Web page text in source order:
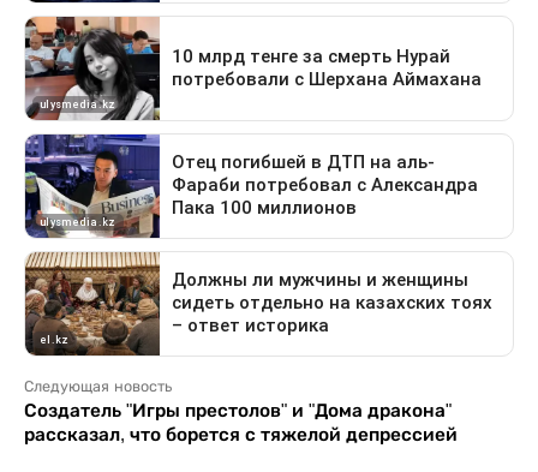
Следующая новость
Создатель "Игры престолов" и "Дома дракона"
рассказал, что борется с тяжелой депрессией